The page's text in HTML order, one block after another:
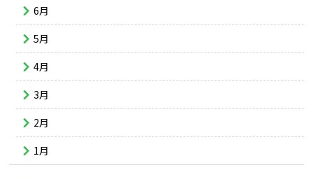
6月
5月
4月
3月
2月
1月